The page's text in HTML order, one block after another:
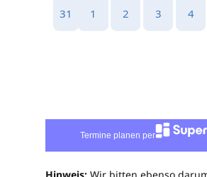
Termine planen per